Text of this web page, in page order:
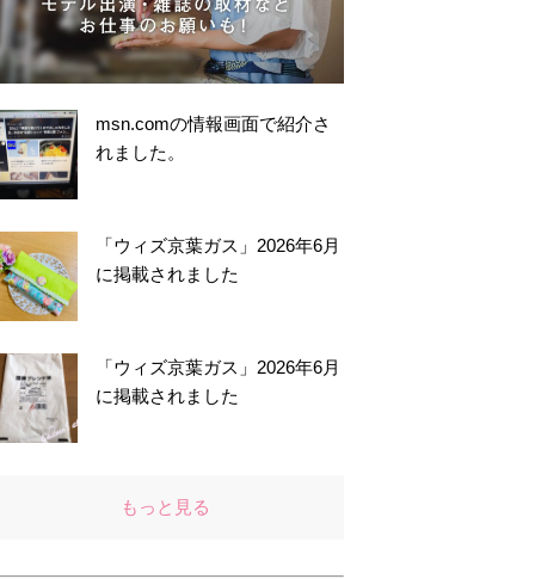
msn.comの情報画面で紹介さ
れました。
「ウィズ京葉ガス」2026年6月
に掲載されました
「ウィズ京葉ガス」2026年6月
に掲載されました
もっと見る